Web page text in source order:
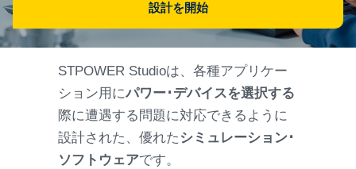
設計を開始
STPOWER Studioは、各種アプリケー
ション用にパワー･デバイスを選択する
際に遭遇する問題に対応できるように
設計された、優れたシミュレーション･
ソフトウェアです。